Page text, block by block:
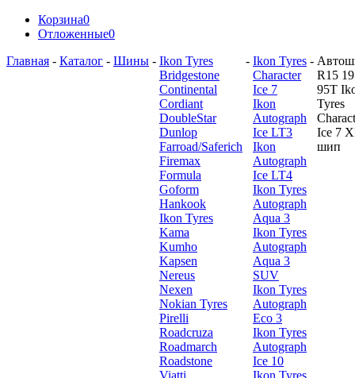
Корзина0
Отложенные0
Главная - Каталог - Шины - Ikon Tyres
Bridgestone
Continental
Cordiant
DoubleStar
Dunlop
Farroad/Saferich
Firemax
Formula
Goform
Hankook
Ikon Tyres
Kama
Kumho
Kapsen
Nereus
Nexen
Nokian Tyres
Pirelli
Roadcruza
Roadmarch
Roadstone
Viatti
- Ikon Tyres
Character
Ice 7
Ikon
Autograph
Ice LT3
Ikon
Autograph
Ice LT4
Ikon Tyres
Autograph
Aqua 3
Ikon Tyres
Autograph
Aqua 3
SUV
Ikon Tyres
Autograph
Eco 3
Ikon Tyres
Autograph
Ice 10
Ikon Tyres
-
R15
95T
Tyres
Ice 7
шип